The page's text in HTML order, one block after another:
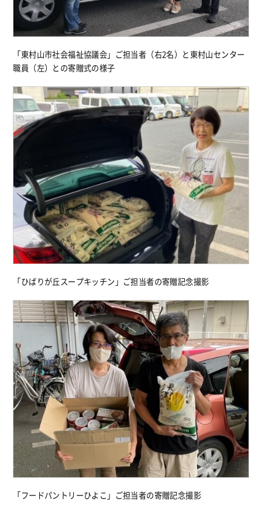
「東村山市社会福祉協議会」ご担当者（右2名）と東村山センター
職員（左）との寄贈式の様子
「ひばりが丘スープキッチン」ご担当者の寄贈記念撮影
「フードパントリーひよこ」ご担当者の寄贈記念撮影